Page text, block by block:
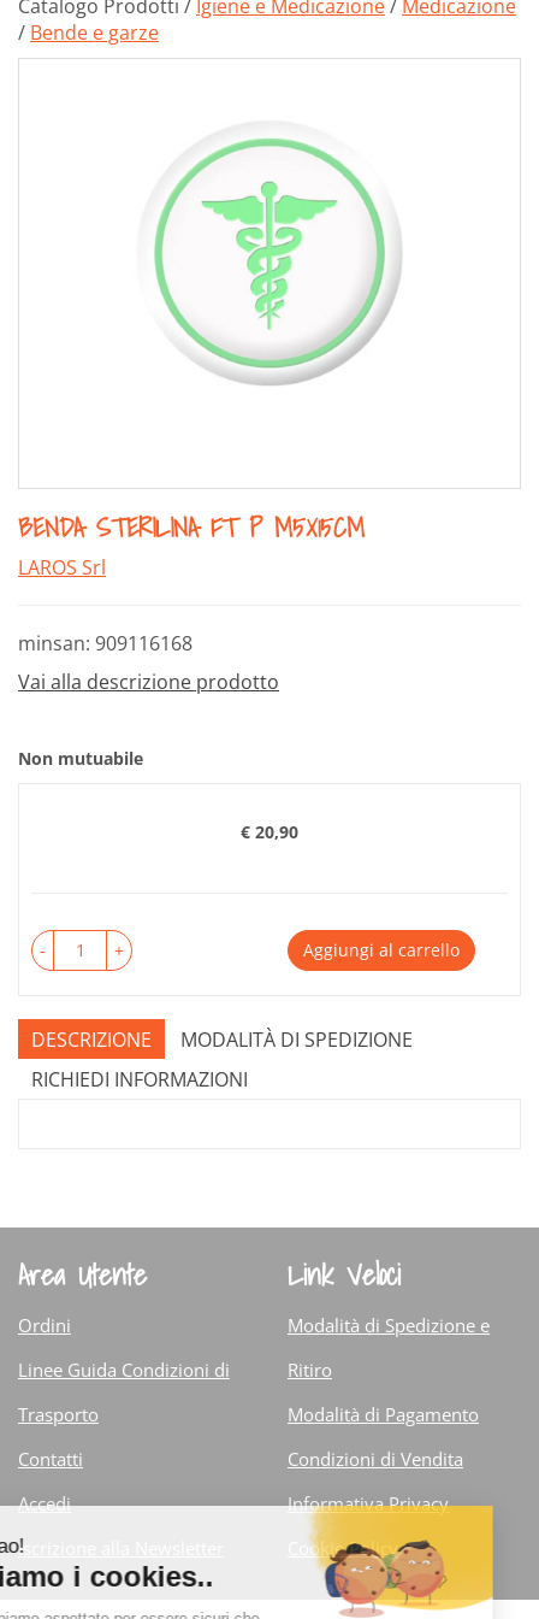
Catalogo Prodotti / Igiene e Medicazione/ Medicazione
/ Bende e garze
BENDA STERILINA FT P M5X15CM
LAROS Srl
minsan: 909116168
Vai alla descrizione prodotto
Non mutuabile
Prezzo
€ 20,90
- + Aggiungi al carrello
DESCRIZIONE
MODALITÀ DI SPEDIZIONE
RICHIEDI INFORMAZIONI
Area Utente
Ordini
Linee Guida Condizioni di
Trasporto
Contatti
Accedi
Iscrizione alla Newsletter
Link Veloci
Modalità di Spedizione e
Ritiro
Modalità di Pagamento
Condizioni di Vendita
Informativa Privacy
Cookie Policy